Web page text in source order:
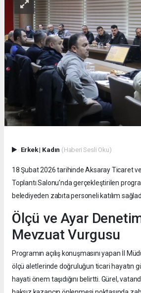
Erkek| Kadın (Haberi Sesli Oku)
18 Şubat 2026 tarihinde Aksaray Ticaret
Toplantı Salonu’nda gerçekleştirilen
belediyeden zabıta personeli katılım
Ölçü ve Ayar
Mevzuat Vurgusu
Programın açılış konuşmasını yapan İl
ölçü aletlerinde doğruluğun ticari hayatın
hayati önem taşıdığını belirtti. Gürel,